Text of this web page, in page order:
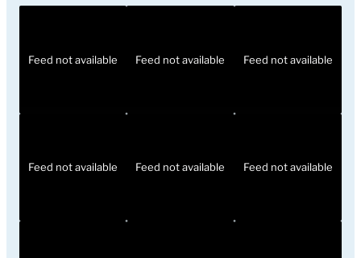
Feed not available Feed not available Feed not available
Feed not available Feed not available Feed not available